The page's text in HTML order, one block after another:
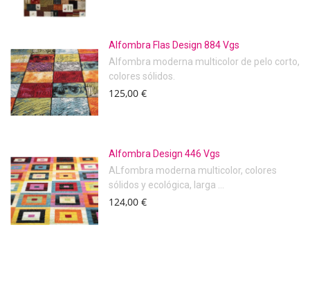
Alfombra Flas Design 884 Vgs
Alfombra moderna multicolor de pelo corto,
colores sólidos.
125,00 €
Alfombra Design 446 Vgs
ALfombra moderna multicolor, colores
sólidos y ecológica, larga ...
124,00 €